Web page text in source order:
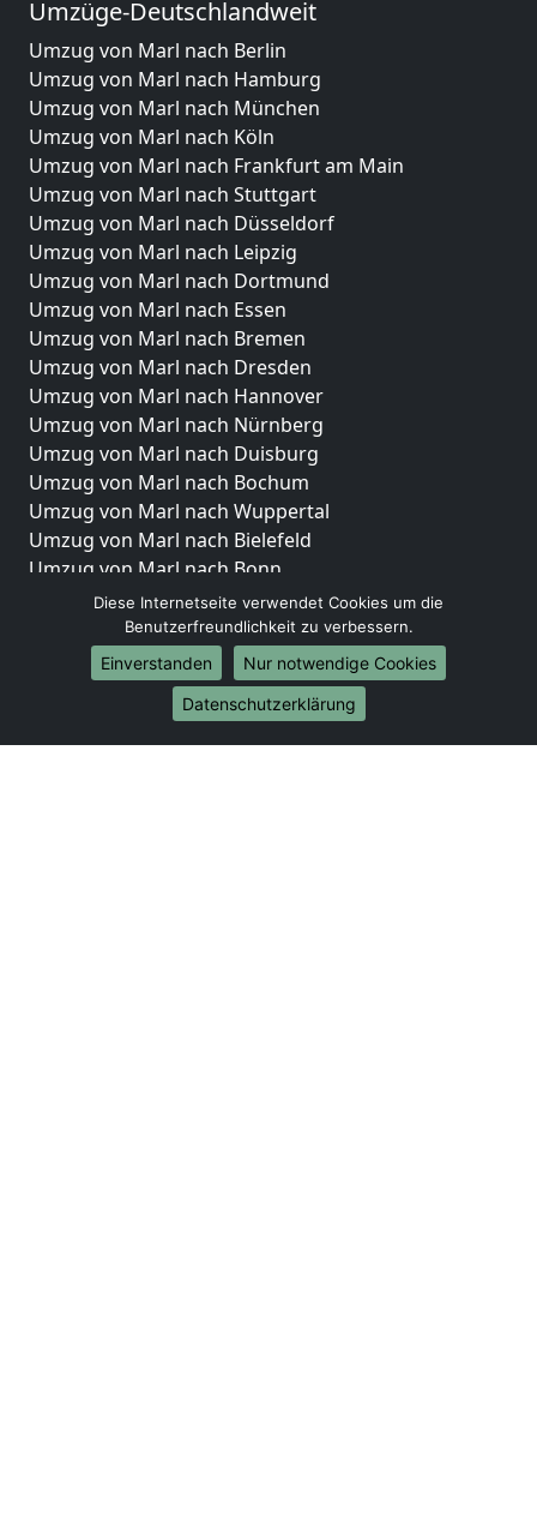
Umzüge-Deutschlandweit
Umzug von Marl nach Berlin
Umzug von Marl nach Hamburg
Umzug von Marl nach München
Umzug von Marl nach Köln
Umzug von Marl nach Frankfurt am Main
Umzug von Marl nach Stuttgart
Umzug von Marl nach Düsseldorf
Umzug von Marl nach Leipzig
Umzug von Marl nach Dortmund
Umzug von Marl nach Essen
Umzug von Marl nach Bremen
Umzug von Marl nach Dresden
Umzug von Marl nach Hannover
Umzug von Marl nach Nürnberg
Umzug von Marl nach Duisburg
Umzug von Marl nach Bochum
Umzug von Marl nach Wuppertal
Umzug von Marl nach Bielefeld
Umzug von Marl nach Bonn
Umzug von Marl nach Münster
Internationale-Umzüge
Umzug von Marl nach Brasilien
Umzug von Marl nach Brunei Darussalam
Umzug von Marl nach Burkina Faso
Diese Internetseite verwendet Cookies um die
Benutzerfreundlichkeit zu verbessern.
Einverstanden
Nur notwendige Cookies
Datenschutzerklärung